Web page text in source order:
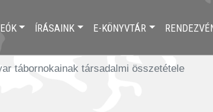
ÍRÁSAINK E-KÖNYVTÁR
tábornokainak társadalmi összetétele